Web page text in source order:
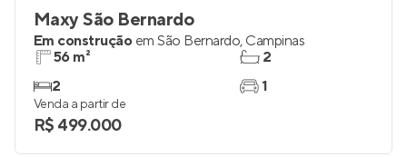
Maxy São Bernardo
Em construção em São Bernardo, Campinas
56 m²
2
2
1
Venda a partir de
R$ 499.000